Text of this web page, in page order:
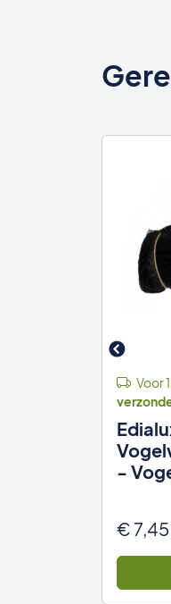
Voor
-
€7,45